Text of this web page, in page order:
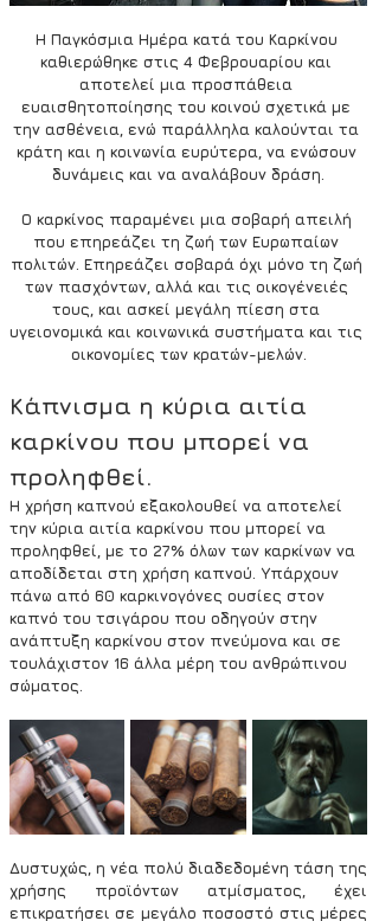
Η Παγκόσμια Ημέρα κατά του Καρκίνου
καθιερώθηκε στις 4 Φεβρουαρίου και
αποτελεί μια προσπάθεια
ευαισθητοποίησης του κοινού σχετικά με
την ασθένεια, ενώ παράλληλα καλούνται τα
κράτη και η κοινωνία ευρύτερα, να ενώσουν
δυνάμεις και να αναλάβουν δράση.
Ο καρκίνος παραμένει μια σοβαρή απειλή
που επηρεάζει τη ζωή των Ευρωπαίων
πολιτών. Επηρεάζει σοβαρά όχι μόνο τη ζωή
των πασχόντων, αλλά και τις οικογένειές
τους, και ασκεί μεγάλη πίεση στα
υγειονομικά και κοινωνικά συστήματα και τις
οικονομίες των κρατών-μελών.
Κάπνισμα η κύρια αιτία
καρκίνου που μπορεί να
προληφθεί.
Η χρήση καπνού εξακολουθεί να αποτελεί
την κύρια αιτία καρκίνου που μπορεί να
προληφθεί, με το 27% όλων των καρκίνων να
αποδίδεται στη χρήση καπνού. Υπάρχουν
πάνω από 60 καρκινογόνες ουσίες στον
καπνό του τσιγάρου που οδηγούν στην
ανάπτυξη καρκίνου στον πνεύμονα και σε
τουλάχιστον 16 άλλα μέρη του ανθρώπινου
σώματος.
Δυστυχώς, η νέα πολύ διαδεδομένη τάση της
χρήσης προϊόντων ατμίσματος, έχει
επικρατήσει σε μεγάλο ποσοστό στις μέρες